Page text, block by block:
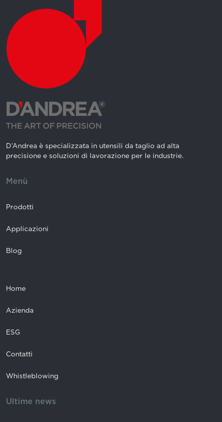
D’Andrea è specializzata in utensili da taglio ad alta
precisione e soluzioni di lavorazione per le industrie.
Menù
Prodotti
Applicazioni
Blog
Home
Azienda
ESG
Contatti
Whistleblowing
Ultime news